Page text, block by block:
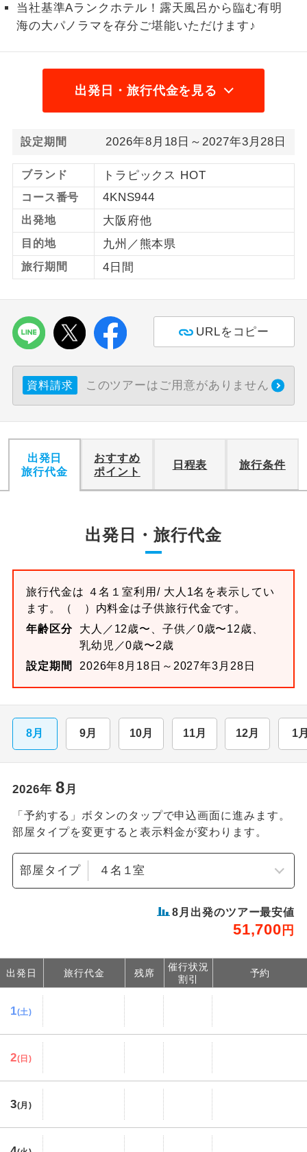
当社基準Aランクホテル！露天風呂から臨む有明
海の大パノラマを存分ご堪能いただけます♪
出発日・旅行代金を見る
設定期間 2026年8月18日～2027年3月28日
ブランド トラピックス HOT
コース番号 4KNS944
出発地 大阪府他
目的地 九州／熊本県
旅行期間 4日間
URLをコピー
資料請求 このツアーはご用意がありません
出発日
旅行代金
おすすめ
ポイント
日程表 旅行条件
出発日・旅行代金
旅行代金は ４名１室利用/ 大人1名を表示してい
ます。
（ ）内料金は子供旅行代金です。
年齢区分
大人／12歳〜、子供／0歳〜12歳、
乳幼児／0歳〜2歳
設定期間
2026年8月18日～2027年3月28日
8月 9月 10月 11月 12月 1
2026年 8月
「予約する」ボタンのタップで申込画面に進みます。
部屋タイプを変更すると表示料金が変わります。
部屋タイプ
8 月出発のツアー最安値
51,700 円
出発日 旅行代金 残席
催行状況
割引
予約
1(土)
2(日)
3(月)
す。
おひとり様参
おひとり様限定でご参加いただけるコー
1名様1室同代
1名様1室利用でも追加料金がかからない
コースです。
ご夫婦限定
す。
女性限定
女性限定でご参加いただけるコースで
す。
年齢制限あり
ご参加にあたり年齢に制限があるコース
です。
航空会社指定
利用航空会社が指定なので、ご出発の計
画にとても便利です。
ご紹介するホテルを指定したコースで
す。
おひとり様バ
おひとり様でバス席を2席利⽤できま